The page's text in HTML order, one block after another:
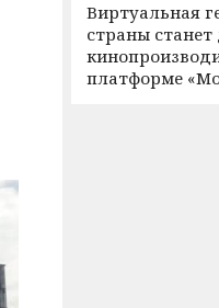
Виртуальная
страны станет
платформе